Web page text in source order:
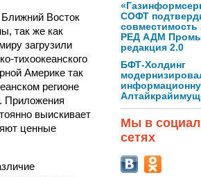
Ближний Восток
так же как
загрузили
тихоокеанского
Америке так
регионе
Приложения
выискивает
ценные
СОФТ
совместимость
РЕД АДМ
редакция 2.0
БФТ-Холдинг
Мы в
сетях